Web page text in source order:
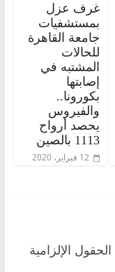
غرف عزل
بمستشفيات
جامعة القاهرة
للحالات
المشتبه في
إصابتها
بكورونا..
والفيروس
يحصد أرواح
1113 بالصين
12 فبراير، 2020
الحقول الإلزامية